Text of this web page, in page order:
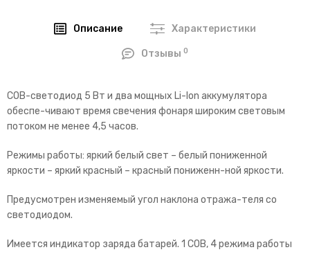
Описание Характеристики
Отзывы0
СОВ-светодиод 5 Вт и два мощных Li-Ion аккумулятора
обеспе-чивают время свечения фонаря широким световым
потоком не менее 4,5 часов.
Режимы работы: яркий белый свет – белый пониженной
яркости – яркий красный – красный пониженн-ной яркости.
Предусмотрен изменяемый угол наклона отража-теля со
светодиодом.
Имеется индикатор заряда батарей. 1 COB, 4 режима работы